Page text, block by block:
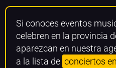
Si conoces eventos
celebren en la provincia
aparezcan en nuestra
a la lista de conciertos